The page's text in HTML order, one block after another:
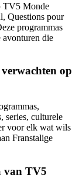
TV5 Monde
Questions pour
programmas
avonturen die
op
series, culturele
voor elk wat wils
Franstalige
van TV5